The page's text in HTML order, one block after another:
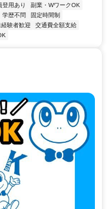
登用あり
副業・WワークOK
学歴不問
固定時間制
経験者歓迎
交通費全額支給